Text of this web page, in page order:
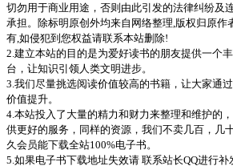
切勿用于商业用途，否则由此引发的法律纠纷及
承担。除标明原创外均来自网络整理,版权归原作
有,如侵犯到您权益请联系本站删除!
2.建立本站的目的是为爱好读书的朋友提供一个
台，让知识引领人类文明进步。
3.我们尽量挑选阅读价值较高的书籍，让大家通
价值提升。
4.本站投入了大量的精力和财力来整理和维护的
供更好的服务，同样的资源，我们不卖几百，几
久会员能下载全站100%电子书。
5.如果电子书下载地址失效请 联系站长QQ进行